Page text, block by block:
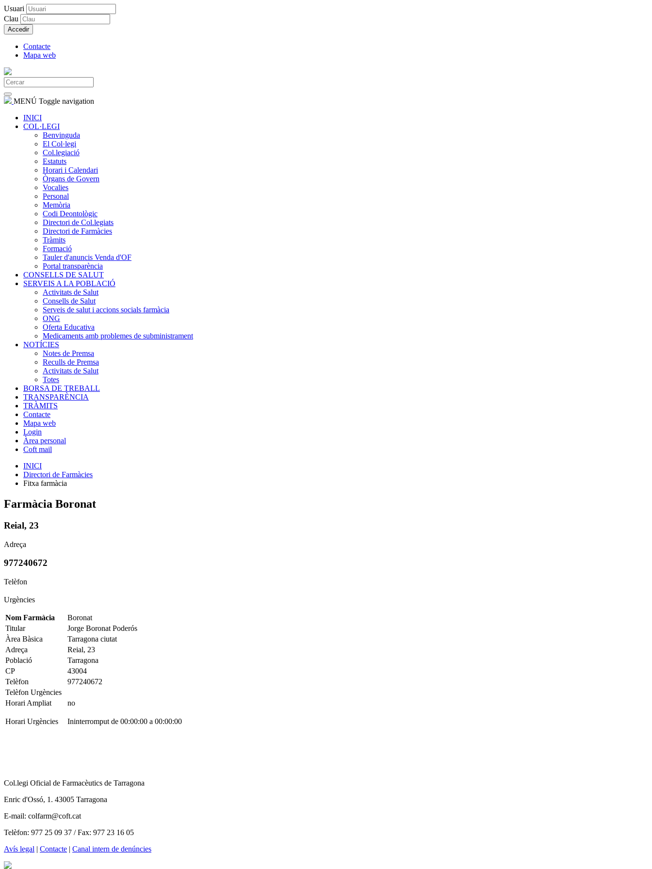
Usuari
Clau
Accedir
Contacte
Mapa web
MENÚ Toggle navigation
INICI
COL·LEGI
Benvinguda
El Col·legi
Col.legiació
Estatuts
Horari i Calendari
Òrgans de Govern
Vocalies
Personal
Memòria
Codi Deontològic
Directori de Col.legiats
Directori de Farmàcies
Tràmits
Formació
Tauler d'anuncis Venda d'OF
Portal transparència
CONSELLS DE SALUT
SERVEIS A LA POBLACIÓ
Activitats de Salut
Consells de Salut
Serveis de salut i accions socials farmàcia
ONG
Oferta Educativa
Medicaments amb problemes de subministrament
NOTÍCIES
Notes de Premsa
Reculls de Premsa
Activitats de Salut
Totes
BORSA DE TREBALL
TRANSPARÈNCIA
TRÀMITS
Contacte
Mapa web
Login
Àrea personal
Coft mail
INICI
Directori de Farmàcies
Fitxa farmàcia
Farmàcia Boronat
Reial, 23
Adreça
977240672
Telèfon
Urgències
Nom Farmàcia
Boronat
Titular
Jorge Boronat Poderós
Àrea Bàsica
Tarragona ciutat
Adreça
Reial, 23
Població
Tarragona
CP
43004
Telèfon
977240672
Telèfon Urgències
Horari Ampliat
no
Horari Urgències Ininterromput de 00:00:00 a 00:00:00
Col.legi Oficial de Farmacèutics de Tarragona
Enric d'Ossó, 1. 43005 Tarragona
E-mail: colfarm@coft.cat
Telèfon: 977 25 09 37 / Fax: 977 23 16 05
Avís legal | Contacte | Canal intern de denúncies